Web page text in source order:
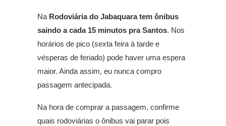
Na Rodoviária do Jabaquara tem ônibus
saindo a cada 15 minutos pra Santos. Nos
horários de pico (sexta feira à tarde e
vésperas de feriado) pode haver uma espera
maior. Ainda assim, eu nunca compro
passagem antecipada.
Na hora de comprar a passagem, confirme
quais rodoviárias o ônibus vai parar pois